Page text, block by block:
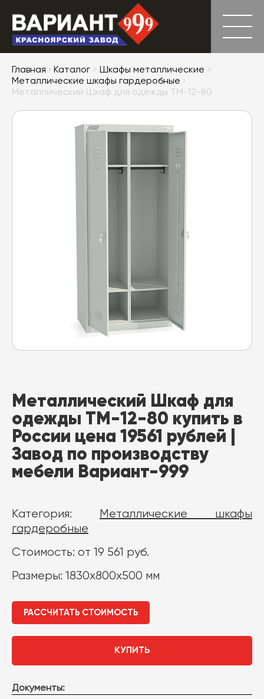
Главная › Каталог > Шкафы металлические >
Металлические шкафы гардеробные ›
Металлический Шкаф для одежды ТМ-12-80
Металлический Шкаф для
одежды ТМ-12-80 купить в
России цена 19561 рублей |
Завод по производству
мебели Вариант-999
Категория:
Металлические шкафы
гардеробные
Стоимость: от 19 561 руб.
Размеры: 1830х800х500 мм
РАССЧИТАТЬ СТОИМОСТЬ
КУПИТЬ
Документы: